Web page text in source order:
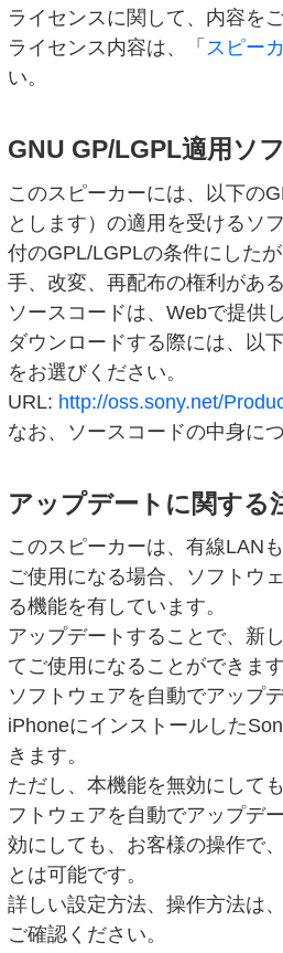
ライセンスに関して、内容を
ライセンス内容は、「 スピー
い。
GNU GP/LGPL適用ソ
このスピーカーには、以下の
とします）の適用を受けるソ
付のGPL/LGPLの条件にした
手、改変、再配布の権利があ
ソースコードは、Webで提供
ダウンロードする際には、以
をお選びください。
URL: http://oss.sony.net/
なお、ソースコードの中身に
アップデートに関する
このスピーカーは、有線LAN
ご使用になる場合、ソフトウ
る機能を有しています。
アップデートすることで、新
てご使用になることができます
ソフトウェアを自動でアップ
iPhoneにインストールした
きます。
ただし、本機能を無効にして
フトウェアを自動でアップデ
効にしても、お客様の操作で
とは可能です。
詳しい設定方法、操作方法は、
ご確認ください。